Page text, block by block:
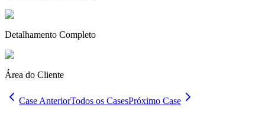
Detalhamento Completo
Área do Cliente
Case AnteriorTodos os CasesPróximo Case